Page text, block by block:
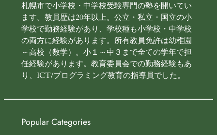
札幌市で小学校・中学校受験専門の塾を開いてい
ます。教員歴は20年以上。公立・私立・国立の小
学校で勤務経験があり、学校種も小学校・中学校
の両方に経験があります。所有教員免許は幼稚園
～高校（数学）。小１～中３まで全ての学年で担
任経験があります。教育委員会での勤務経験もあ
り、ICT/プログラミング教育の指導員でした。
Popular Categories